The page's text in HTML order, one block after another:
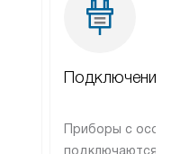
Подключение
Приборы с
подключаются к